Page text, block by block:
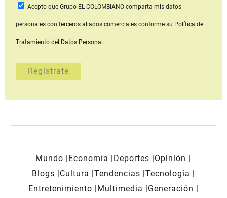
Acepto que Grupo EL COLOMBIANOcomparta mis datos
personales con terceros aliados comerciales conforme su Política de
Tratamiento del Datos Personal.
Mundo Economía Deportes
Opinión
Blogs
Cultura Tendencias Tecnología
Entretenimiento
Multimedia
Generación